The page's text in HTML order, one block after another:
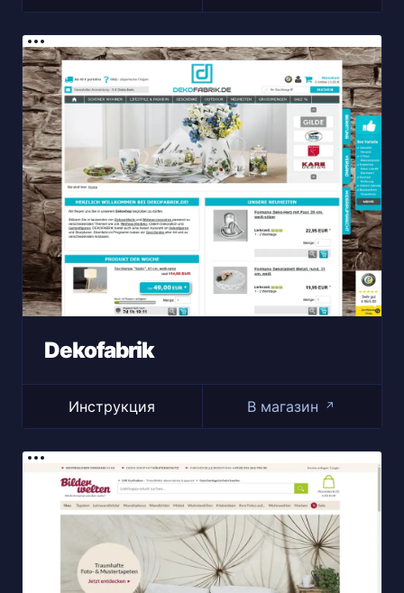
Dekofabrik
Инструкция В магазин ↗